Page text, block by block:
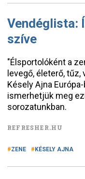
Vendéglista:
szíve
"Élsportolóként a
levegő, életerő,
Késely Ajna
ismerhetjük meg
sorozatunkban.
REFRESHER.HU
ZENE KÉSELY AJNA